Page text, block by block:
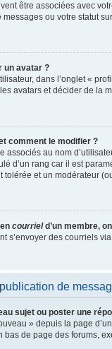
être associées avec
ou votre statut
un avatar ?
dans l’onglet «
avatars et décider de la
comment le modifier ?
associés au nom
d’un rang car il est
tolérée et un modérateur
courrield’un membre,
s’envoyer des courriels
de
sujet ou poster une
» depuis la page
bas de page des forums,